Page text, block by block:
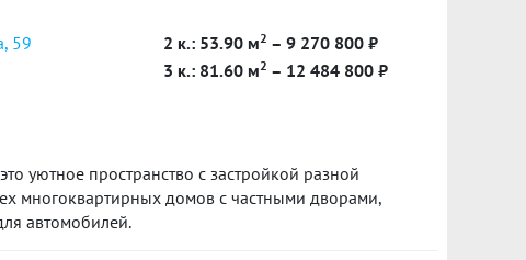
печь, холодильник, варочная поверхность,
машина (состояние - новое)!!!Квартира
быстрый выход на сделку и освобождение
59
2 к.: 53.90 м2 – 9 270 800 ₽
3 к.: 81.60 м2 – 12 484 800 ₽
уютное пространство с застройкой разной
многоквартирных домов с частными дворами,
автомобилей.